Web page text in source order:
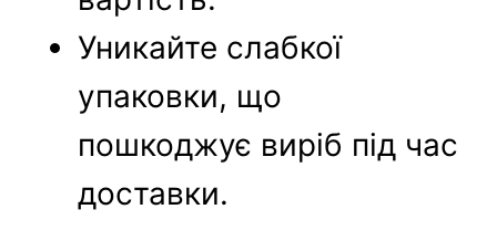
Уникайте слабкої
упаковки, що
пошкоджує виріб під час
доставки.